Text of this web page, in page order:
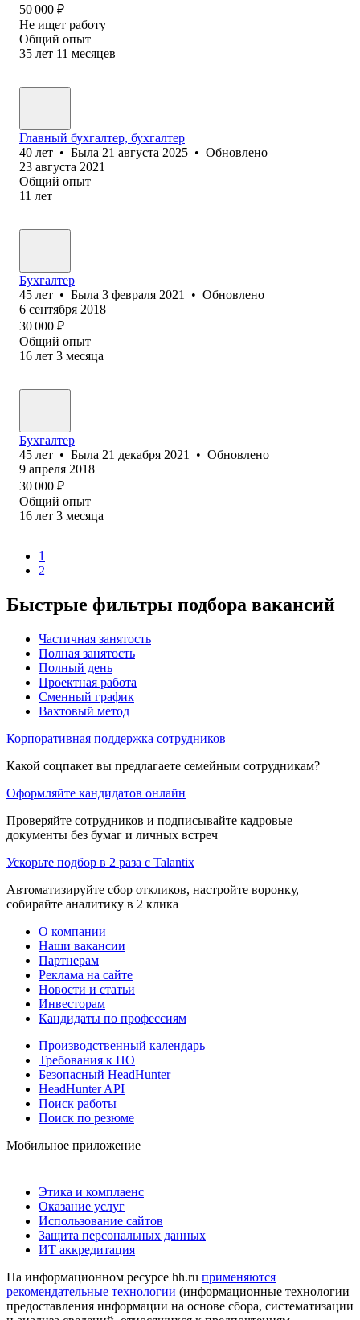
50 000 ₽
Не ищет работу
Общий опыт
35 лет 11 месяцев
Главный бухгалтер, бухгалтер
40 лет • Была 21 августа 2025 • Обновлено
23 августа 2021
Общий опыт
11 лет
Бухгалтер
45 лет • Была 3 февраля 2021 • Обновлено
6 сентября 2018
30 000 ₽
Общий опыт
16 лет 3 месяца
Бухгалтер
45 лет • Была 21 декабря 2021 • Обновлено
9 апреля 2018
30 000 ₽
Общий опыт
16 лет 3 месяца
1
2
Быстрые фильтры подбора вакансий
Частичная занятость
Полная занятость
Полный день
Проектная работа
Сменный график
Вахтовый метод
Корпоративная поддержка сотрудников
Какой соцпакет вы предлагаете семейным сотрудникам?
Оформляйте кандидатов онлайн
Проверяйте сотрудников и подписывайте кадровые
документы без бумаг и личных встреч
Ускорьте подбор в 2 раза с Talantix
Автоматизируйте сбор откликов, настройте воронку,
собирайте аналитику в 2 клика
О компании
Наши вакансии
Партнерам
Реклама на сайте
Новости и статьи
Инвесторам
Кандидаты по профессиям
Производственный календарь
Требования к ПО
Безопасный HeadHunter
HeadHunter API
Поиск работы
Поиск по резюме
Мобильное приложение
Этика и комплаенс
Оказание услуг
Использование сайтов
Защита персональных данных
ИТ аккредитация
На информационном ресурсе hh.ru применяются
рекомендательные технологии (информационные технологии
предоставления информации на основе сбора, систематизации